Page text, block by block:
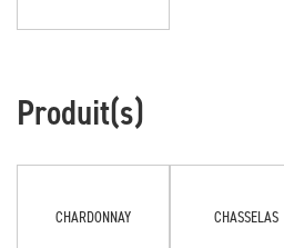
Produit(s)
CHARDONNAY CHASSELAS